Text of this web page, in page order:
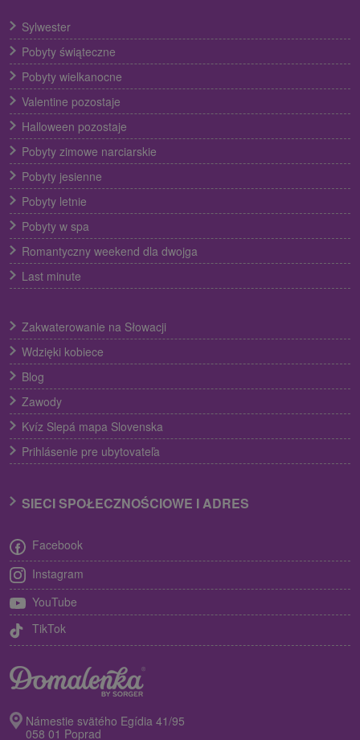
Sylwester
Pobyty świąteczne
Pobyty wielkanocne
Valentine pozostaje
Halloween pozostaje
Pobyty zimowe narciarskie
Pobyty jesienne
Pobyty letnie
Pobyty w spa
Romantyczny weekend dla dwojga
Last minute
Zakwaterowanie na Słowacji
Wdzięki kobiece
Blog
Zawody
Kvíz Slepá mapa Slovenska
Prihlásenie pre ubytovateľa
SIECI SPOŁECZNOŚCIOWE I ADRES
Facebook
Instagram
YouTube
TikTok
Námestie svätého Egídia 41/95
058 01 Poprad